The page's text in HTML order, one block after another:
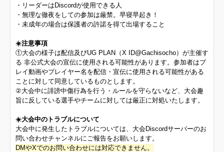
・リーダーはDiscordが使用できる人
・無理な徹夜をしての参加は厳禁。早寝早起き！
・未成年の場合は保護者の許諾を得て出場すること
☀️注意事項
①大会の様子は配信及びUG PLAN（X ID@Gachisocho）が主催す
る 非公式大会の宣伝に使用される可能性があります。参加者はプ
レイ動画やプレイヤー名を配信・宣伝に使用される可能性がある
ことに対して同意しているものとします。
②大会中に誹謗中傷行為を行う・ルールを守らないなど、大会趣
旨に反している選手やチームに対しては厳正に対処いたします。
☀️大会中のトラブルについて
大会中に発生したトラブルについては、大会Discordサーバーのお
問い合わせチャンネルにご報告をお願いします。
DMやXでのお問い合わせには対応できません。